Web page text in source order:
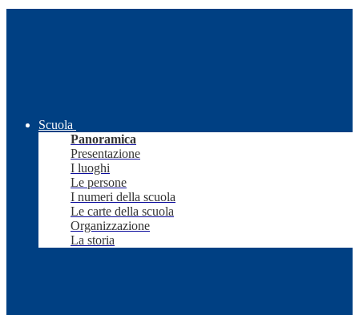
Scuola
Panoramica
Presentazione
I luoghi
Le persone
I numeri della scuola
Le carte della scuola
Organizzazione
La storia